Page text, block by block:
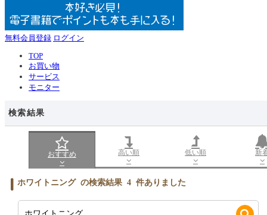
無料会員登録 ログイン
TOP
お買い物
サービス
モニター
検索結果
おすすめ 高い順 低い順 新
ホワイトニング の検索結果 4 件ありました